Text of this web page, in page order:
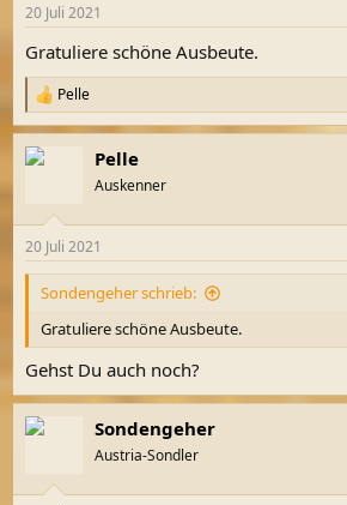
e
:
20 Juli 2021
Gratuliere schöne Ausbeute.
R
e
a
k
e
n
Pelle
Pelle
Auskenner
20 Juli 2021
Sondengeher schrieb:
Gratuliere schöne Ausbeute.
Gehst Du auch noch?
Sondengeher
Austria-Sondler